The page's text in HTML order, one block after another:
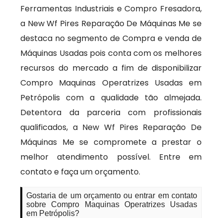
Ferramentas Industriais e Compro Fresadora,
a New Wf Pires Reparação De Máquinas Me se
destaca no segmento de Compra e venda de
Máquinas Usadas pois conta com os melhores
recursos do mercado a fim de disponibilizar
Compro Maquinas Operatrizes Usadas em
Petrópolis com a qualidade tão almejada.
Detentora da parceria com profissionais
qualificados, a New Wf Pires Reparação De
Máquinas Me se compromete a prestar o
melhor atendimento possível. Entre em
contato e faça um orçamento.
Gostaria de um orçamento ou entrar em contato
sobre Compro Maquinas Operatrizes Usadas
em Petrópolis?